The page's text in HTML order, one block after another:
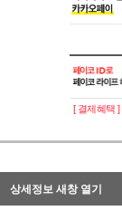
[ 결제혜택 ]
상세정보 새창 열기